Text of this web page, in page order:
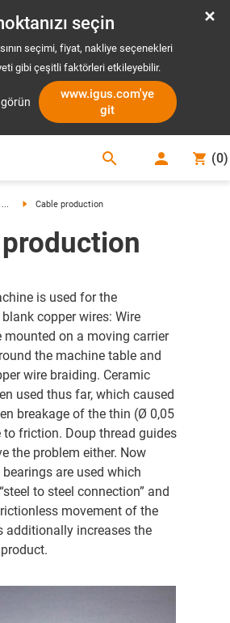
seçin
seçimi, fiyat, nakliye seçenekleri
gibi çeşitli faktörleri etkileyebilir.
www.igus.com'ye
git
search (0)
... Cable production
is used for the
copper wires: Wire
mounted on a moving carrier
the machine table and
wire braiding. Ceramic
used thus far, which caused
breakage of the thin (Ø 0,05
to friction. Doup thread guides
the problem either. Now
are used which
to steel connection” and
movement of the
additionally increases the